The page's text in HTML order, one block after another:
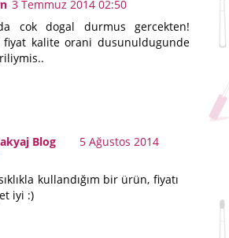
3 Temmuz 2014 02:50
cok dogal durmus gercekten!
fiyat kalite orani dusunuldugunde
Blog
5 Ağustos 2014
kullandığım bir ürün, fiyatı
iyi :)